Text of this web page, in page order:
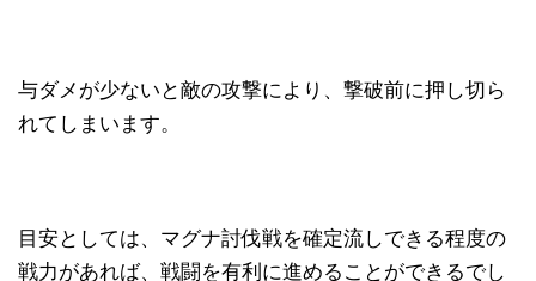
与ダメが少ないと敵の攻撃により、撃破前に押し切ら
れてしまいます。
目安としては、マグナ討伐戦を確定流しできる程度の
戦力があれば、戦闘を有利に進めることができるでし